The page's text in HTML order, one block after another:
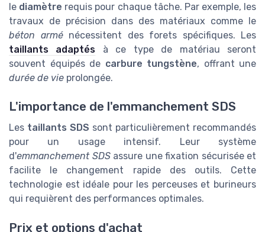
le diamètre requis pour chaque tâche. Par exemple, les
travaux de précision dans des matériaux comme le
béton arménécessitent des forets spécifiques. Les
taillants adaptés à ce type de matériau seront
souvent équipés de carbure tungstène, offrant une
durée de vie prolongée.
L'importance de l'emmanchement SDS
Les taillants SDS sont particulièrement recommandés
pour un usage intensif. Leur système
d'emmanchement SDSassure une fixation sécurisée et
facilite le changement rapide des outils. Cette
technologie est idéale pour les perceuses et burineurs
qui requièrent des performances optimales.
Prix et options d'achat